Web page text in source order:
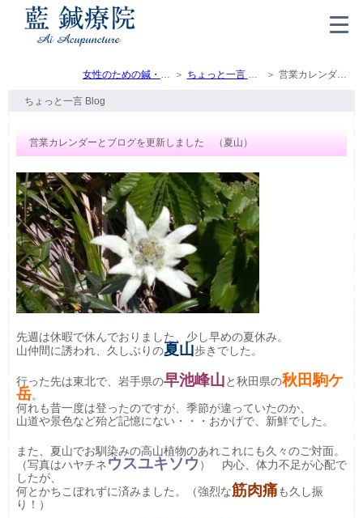
女性のための鍼・灸・マッサージ（トップ） ちょっと一言 Blog 営業カレンダーとブログを更新しました （夏山）
ちょっと一言 Blog
営業カレンダーとブログを更新しました （夏山）
先週は休暇で休んでおりました、少し早めの夏休み。
山仲間に誘われ、久しぶりの夏山歩きでした。
行った先は東北で、岩手県の早池峰山と秋田県の秋田駒ケ
岳。
何れも昔一度は登ったのですが、季節が違っていたのか、
山道や景色など殆ど記憶にない・・・おかげで、新鮮でした。
また、夏山でお馴染みの高山植物のあれこれにも久々のご対面。
（写真はハヤチネウスユキソウ ） 内心、体力不足が心配で
したが、
何とかちこぼれずに済みました。（強烈な筋肉痛も久し振
り！）